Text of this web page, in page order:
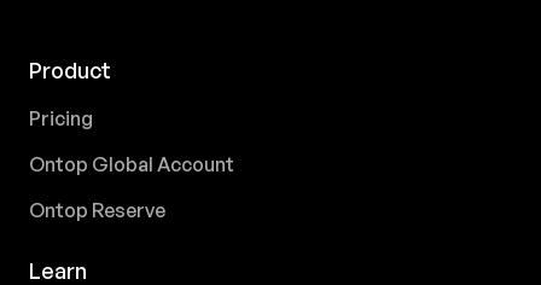
Product
Pricing
Ontop Global Account
Ontop Reserve
Learn